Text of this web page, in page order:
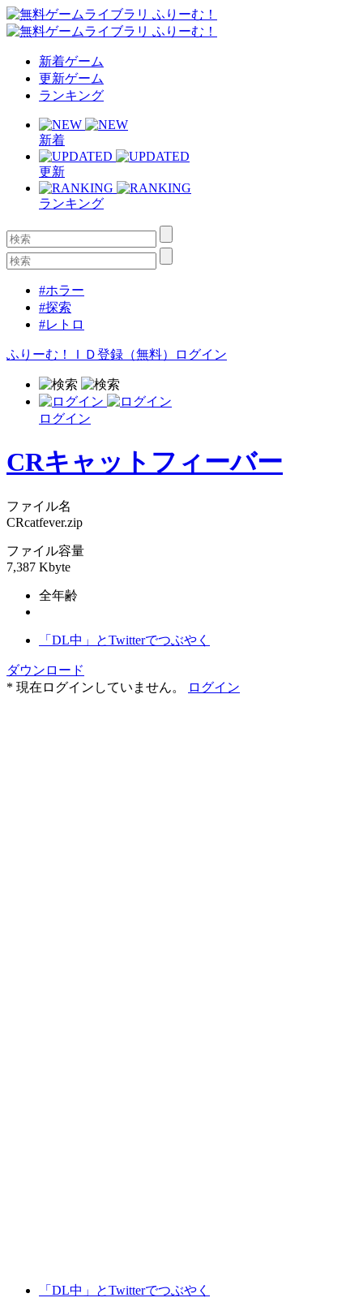
新着ゲーム
更新ゲーム
ランキング
新着
更新
ランキング
#ホラー
#探索
#レトロ
ふりーむ！ＩＤ登録（無料） ログイン
ログイン
CRキャットフィーバー
ファイル名
CRcatfever.zip
ファイル容量
7,387 Kbyte
全年齢
「DL中」とTwitterでつぶやく
ダウンロード
* 現在ログインしていません。
ログイン
「DL中」とTwitterでつぶやく